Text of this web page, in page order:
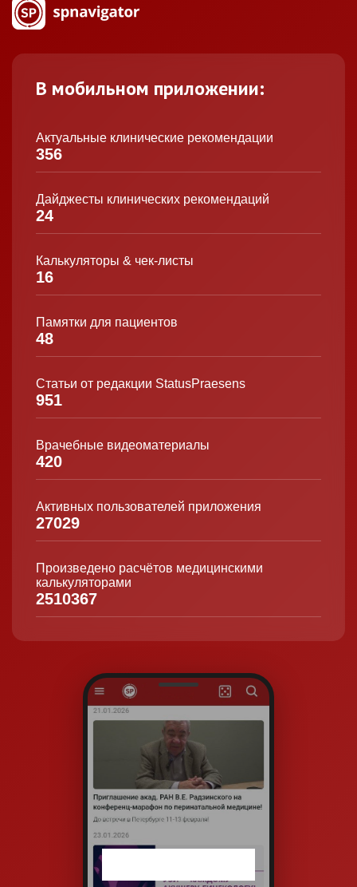
В мобильном приложении:
Актуальные клинические рекомендации
356
Дайджесты клинических рекомендаций
24
Калькуляторы & чек-листы
16
Памятки для пациентов
48
Статьи от редакции StatusPraesens
951
Врачебные видеоматериалы
420
Активных пользователей приложения
27029
Произведено расчётов медицинскими
калькуляторами
2510367